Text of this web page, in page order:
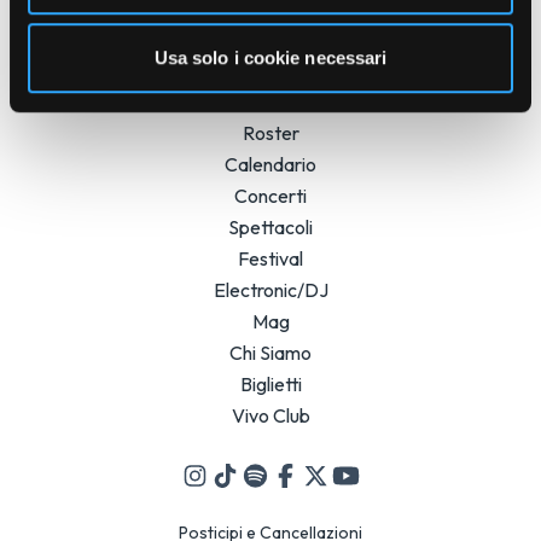
Usa solo i cookie necessari
Roster
Calendario
Concerti
Spettacoli
Festival
Electronic/DJ
Mag
Chi Siamo
Biglietti
Vivo Club
Posticipi e Cancellazioni